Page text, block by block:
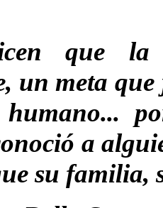
que
un meta
a
su familia,